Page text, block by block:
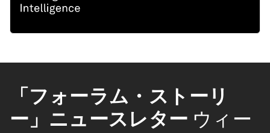
「フォーラム・ストーリ
ー」ニュースレター ウィー